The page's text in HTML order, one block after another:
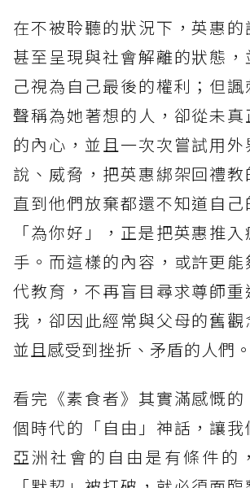
在不被聆聽的狀況下，英惠的
甚至呈現與社會解離的狀態，
己視為自己最後的權利；但
聲稱為她著想的人，卻從未
的內心，並且一次次嘗試用
說、威脅，把英惠綁架回禮教
直到他們放棄都還不知道自
「為你好」，正是把英惠推
手。而這樣的內容，或許更
代教育，不再盲目尋求尊師重
我，卻因此經常與父母的舊觀
並且感受到挫折、矛盾的人們。
看完《素食者》其實滿感慨
個時代的「自由」神話，讓我
亞洲社會的自由是有條件的